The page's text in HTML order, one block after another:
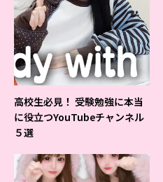
高校生必見！ 受験勉強に本当
に役立つYouTubeチャンネル
５選